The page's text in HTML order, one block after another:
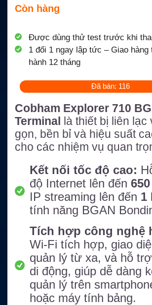
Còn hàng
Được dùng thử test trước khi
1 đổi 1 ngay lập tức – Giao hàng
hành 12 tháng
Đã bán: 116
Cobham Explorer 710
Terminal
là thiết bị liên lạc
gọn, bền bỉ và hiệu suất
cho các nhiệm vụ quan
Kết nối tốc độ cao:
độ Internet lên đến
IP streaming lên đến 1
tính năng BGAN
Tích hợp công nghệ
Wi-Fi tích hợp, giao
quản lý từ xa, và hỗ
di động, giúp dễ dàng
quản lý trên
hoặc máy tính bảng.